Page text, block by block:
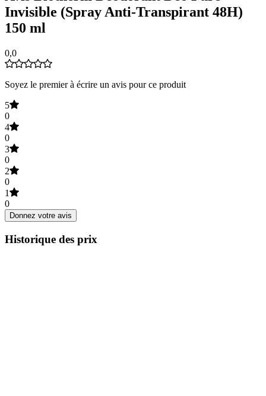
Invisible (Spray Anti-Transpirant 48H)
150 ml
0,0
Soyez le premier à écrire un avis pour ce produit
5
0
4
0
3
0
2
0
1
0
Donnez votre avis
Historique des prix